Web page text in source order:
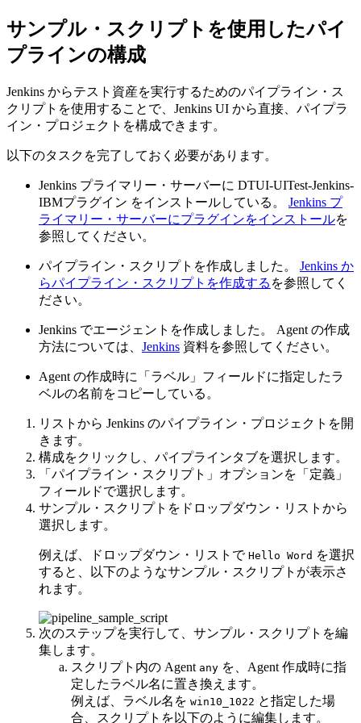
サンプル・スクリプトを使用したパイ
プラインの構成
Jenkins からテスト資産を実行するためのパイプライン・ス
クリプトを使用することで、Jenkins UI から直接、 パイプラ
イン ・プロジェクトを構成できます。
以下のタスクを完了しておく必要があります。
Jenkins プライマリー・サーバーに DTUI-UITest-Jenkins-
IBMプラグイン をインストールしている。 Jenkins プ
ライマリー・サーバーにプラグインをインストールを
参照してください。
パイプライン・スクリプトを作成しました。 Jenkins か
らパイプライン・スクリプトを作成する を参照してく
ださい。
Jenkins でエージェントを作成しました。 Agent の作成
方法については、 Jenkins 資料を参照してください。
Agent の作成時に 「ラベル」 フィールドに指定したラ
ベルの名前をコピーしている。
リストから Jenkins のパイプライン ・プロジェクトを開
きます。
構成をクリックし、 パイプラインタブを選択します。
「パイプライン・スクリプト」 オプションを 「定義」
フィールドで選択します。
サンプル・スクリプトをドロップダウン・リストから
選択します。
例えば、ドロップダウン・リストで Hello Word を選択
すると、以下のようなサンプル・スクリプトが表示さ
れます。
次のステップを実行して、サンプル・スクリプトを編
集します。
スクリプト内の Agent any を、Agent 作成時に指
定したラベル名に置き換えます。
例えば、ラベル名を win10_1022 と指定した場
合、スクリプトを以下のように編集します。